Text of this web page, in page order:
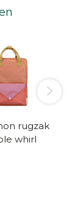
rugzak
whirl